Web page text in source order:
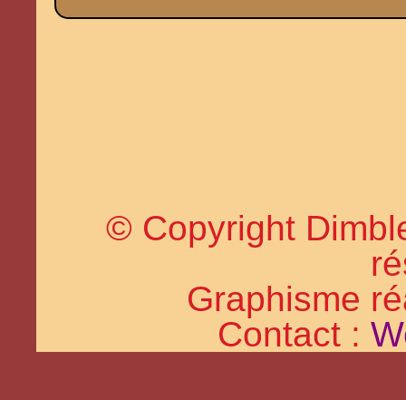
© Copyright
Graphisme
Contact :